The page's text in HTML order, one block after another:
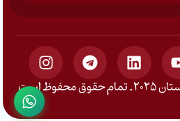
است